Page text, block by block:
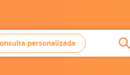
personalizada